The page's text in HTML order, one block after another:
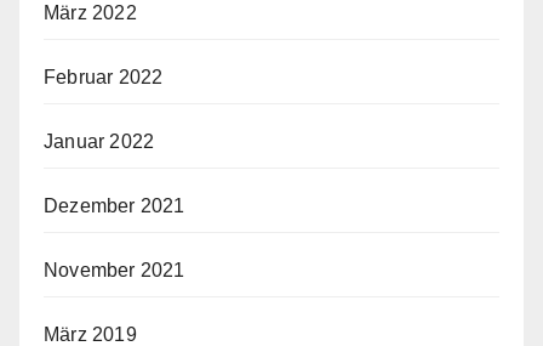
März 2022
Februar 2022
Januar 2022
Dezember 2021
November 2021
März 2019